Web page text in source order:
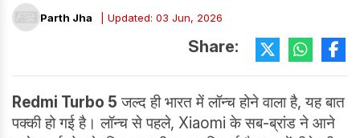
Parth Jha | Updated: 03 Jun, 2026
Share:
Redmi Turbo 5 जल्द ही भारत में लॉन्च होने वाला है, यह बात
पक्की हो गई है। लॉन्च से पहले, Xiaomi के सब-ब्रांड ने आने